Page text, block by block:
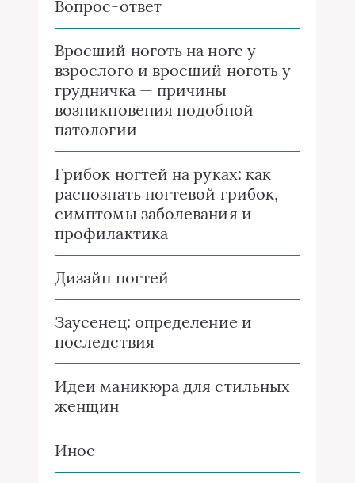
Вопрос-ответ
Вросший ноготь на ноге у
взрослого и вросший ноготь у
грудничка — причины
возникновения подобной
патологии
Грибок ногтей на руках: как
распознать ногтевой грибок,
симптомы заболевания и
профилактика
Дизайн ногтей
Заусенец: определение и
последствия
Идеи маникюра для стильных
женщин
Иное